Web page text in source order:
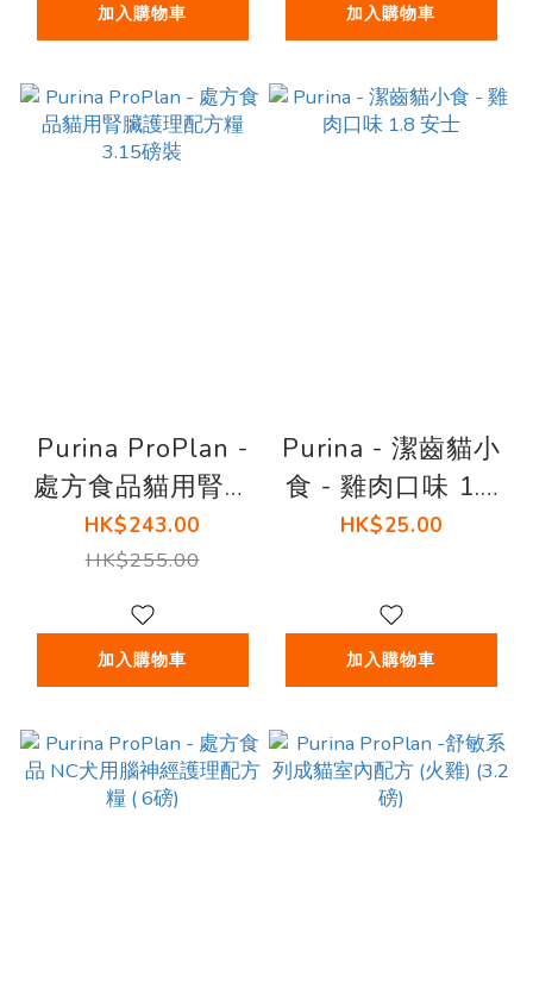
加入購物車 加入購物車
Purina ProPlan -
處方食品貓用腎臟
護理配方糧 3.15
磅裝
HK$243.00
HK$255.00
加入購物車
Purina - 潔齒貓小
食 - 雞肉口味 1.8
安士
HK$25.00
加入購物車